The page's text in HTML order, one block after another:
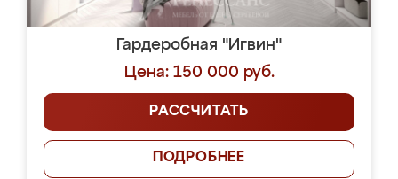
Гардеробная "Игвин"
Цена: 150 000 руб.
РАССЧИТАТЬ
ПОДРОБНЕЕ